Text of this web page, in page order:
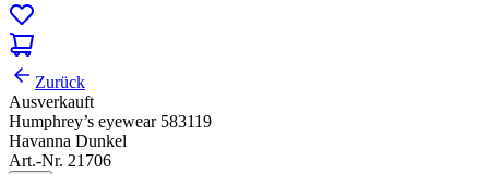
Zurück
Ausverkauft
Humphrey’s eyewear 583119
Havanna Dunkel
Art.-Nr. 21706